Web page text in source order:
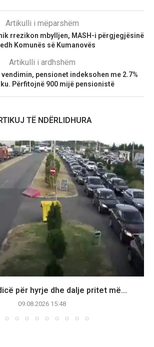
Artikulli i mëparshëm
rrezikon mbylljen, MASH-i përgjegjësinë
Komunës së Kumanovës
Artikulli i ardhshëm
pensionet indeksohen me 2.7%
Përfitojnë 900 mijë pensionistë
TË NDËRLIDHURA
për hyrje dhe dalje pritet më...
09.08.2026 15:48